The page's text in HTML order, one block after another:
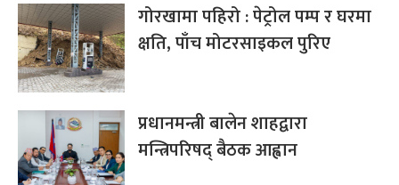
गोरखामा पहिरो : पेट्रोल पम्प र घरमा
क्षति, पाँच मोटरसाइकल पुरिए
प्रधानमन्त्री बालेन शाहद्वारा
मन्त्रिपरिषद् बैठक आह्वान